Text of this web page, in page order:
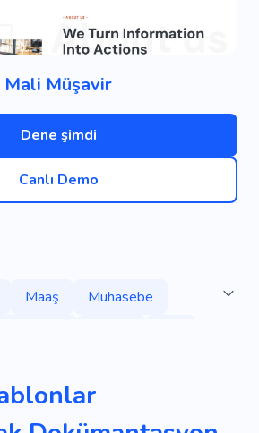
Mali Müşavir
Dene şimdi
Canlı Demo
Maaş
Muhasebe
Iş Broşür